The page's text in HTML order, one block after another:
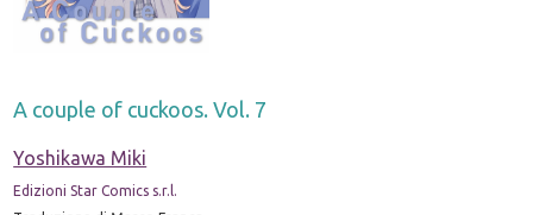
A couple of cuckoos. Vol. 7
Yoshikawa Miki
Edizioni Star Comics s.r.l.